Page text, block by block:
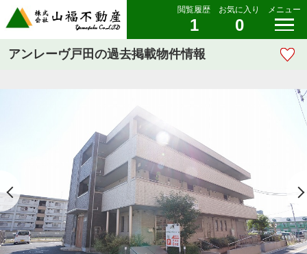
閲覧履歴
1
お気に入り
0
メニュー
アンレーヴ戸田の過去掲載物件情報